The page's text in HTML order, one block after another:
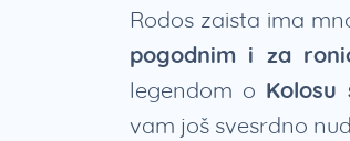
Rodos zaista ima
pogodnim i za
legendom o Kolosu
vam još svesrdno